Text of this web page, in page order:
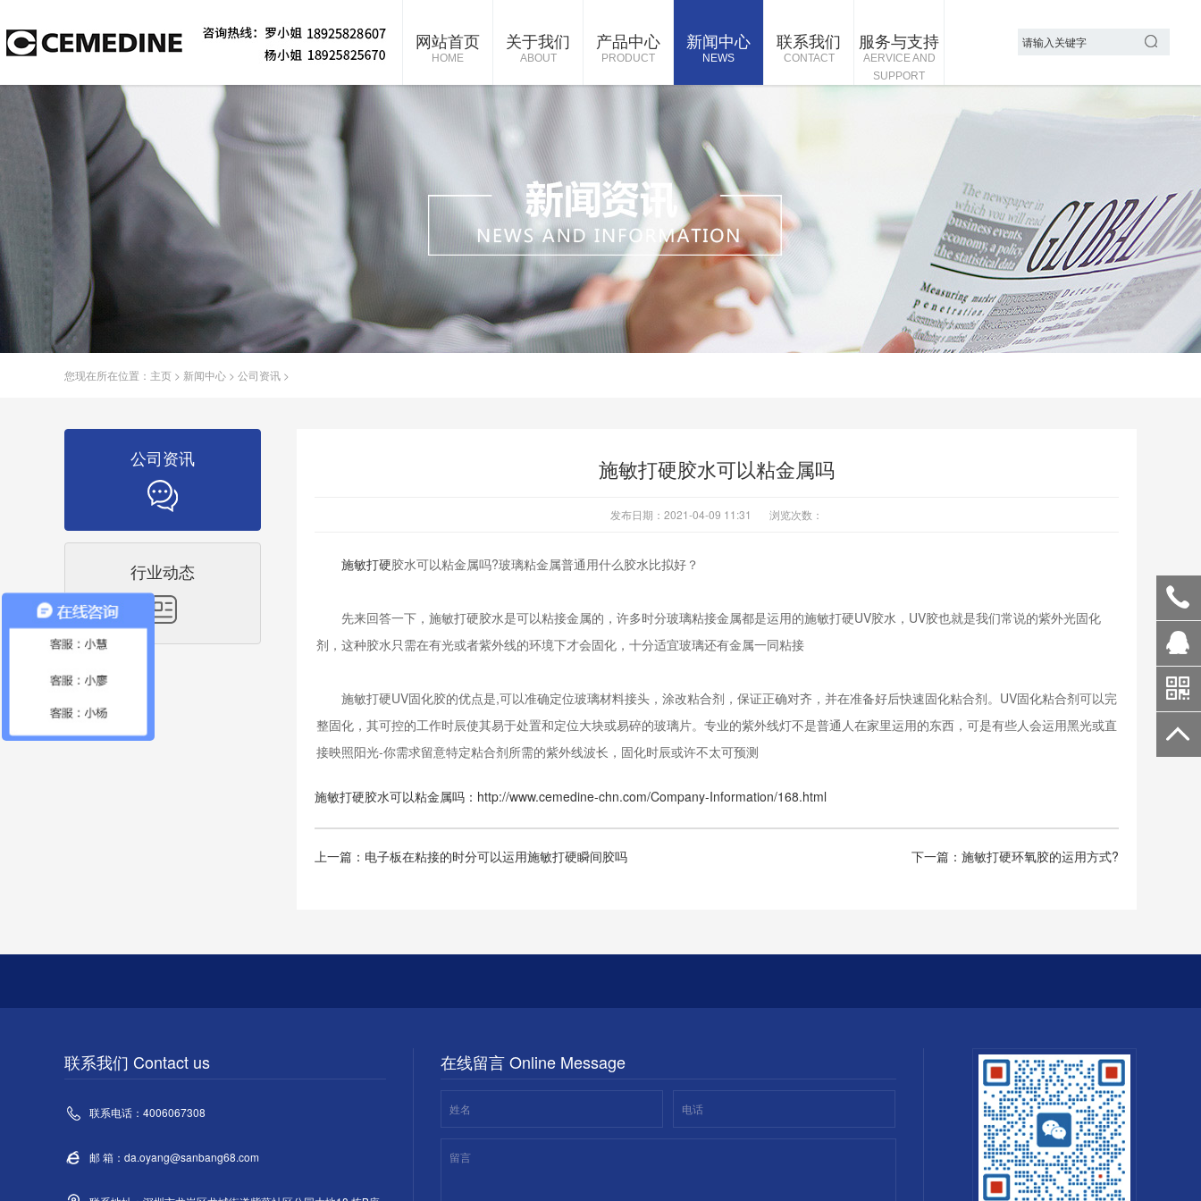
网站首页
HOME
关于我们
ABOUT
产品中心
PRODUCT
新闻中心
NEWS
联系我们
CONTACT
服务与支持
AERVICE AND
SUPPORT
您现在所在位置： 主页 > 新闻中心 > 公司资讯 >
公司资讯
行业动态
施敏打硬胶水可以粘金属吗
发布日期：2021-04-09 11:31 浏览次数：
施敏打硬胶水可以粘金属吗?玻璃粘金属普通用什么胶水比拟好？
先来回答一下，施敏打硬胶水是可以粘接金属的，许多时分玻璃粘接金属都是运用的施敏打硬UV胶水，UV胶也就是我们常说的紫外光固化
剂，这种胶水只需在有光或者紫外线的环境下才会固化，十分适宜玻璃还有金属一同粘接
施敏打硬UV固化胶的优点是,可以准确定位玻璃材料接头，涂改粘合剂，保证正确对齐，并在准备好后快速固化粘合剂。UV固化粘合剂可以完
整固化，其可控的工作时辰使其易于处置和定位大块或易碎的玻璃片。专业的紫外线灯不是普通人在家里运用的东西，可是有些人会运用黑光或直
接映照阳光-你需求留意特定粘合剂所需的紫外线波长，固化时辰或许不太可预测
施敏打硬胶水可以粘金属吗 ：http://www.cemedine-chn.com/Company-Information/168.html
上一篇： 电子板在粘接的时分可以运用施敏打硬瞬间胶吗 下一篇： 施敏打硬环氧胶的运用方式?
联系我们 Contact us
联系电话：4006067308
邮 箱：da.oyang@sanbang68.com
在线留言 Online Message
姓名 电话
留言